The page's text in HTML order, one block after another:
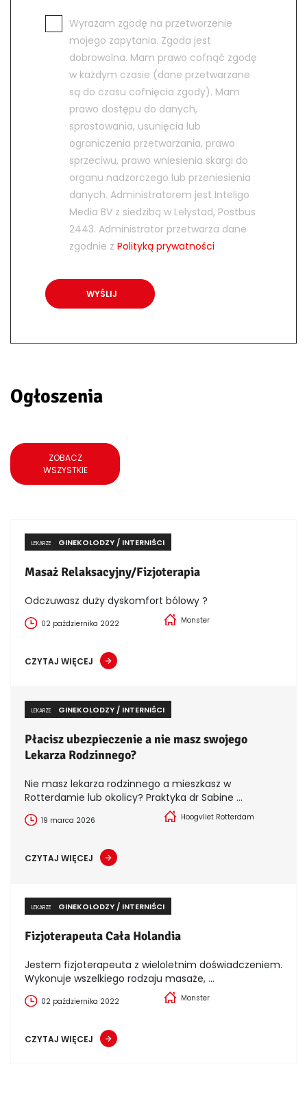
Wyrażam zgodę na przetworzenie
mojego zapytania. Zgoda jest
dobrowolna. Mam prawo cofnąć zgodę
w każdym czasie (dane przetwarzane
są do czasu cofnięcia zgody). Mam
prawo dostępu do danych,
sprostowania, usunięcia lub
ograniczenia przetwarzania, prawo
sprzeciwu, prawo wniesienia skargi do
organu nadzorczego lub przeniesienia
danych. Administratorem jest Inteligo
Media BV z siedzibą w Lelystad, Postbus
2443. Administrator przetwarza dane
zgodnie z Polityką prywatności
Ogłoszenia
ZOBACZ
WSZYSTKIE
LEKARZE GINEKOLODZY / INTERNIŚCI
Masaż Relaksacyjny/Fizjoterapia
Odczuwasz duży dyskomfort bólowy ?
02 października 2022 Monster
CZYTAJ WIĘCEJ
LEKARZE GINEKOLODZY / INTERNIŚCI
Płacisz ubezpieczenie a nie masz swojego
Lekarza Rodzinnego?
Nie masz lekarza rodzinnego a mieszkasz w
Rotterdamie lub okolicy? Praktyka dr Sabine ...
19 marca 2026 Hoogvliet Rotterdam
CZYTAJ WIĘCEJ
LEKARZE GINEKOLODZY / INTERNIŚCI
Fizjoterapeuta Cała Holandia
Jestem fizjoterapeuta z wieloletnim doświadczeniem.
Wykonuje wszelkiego rodzaju masaże, ...
02 października 2022 Monster
CZYTAJ WIĘCEJ